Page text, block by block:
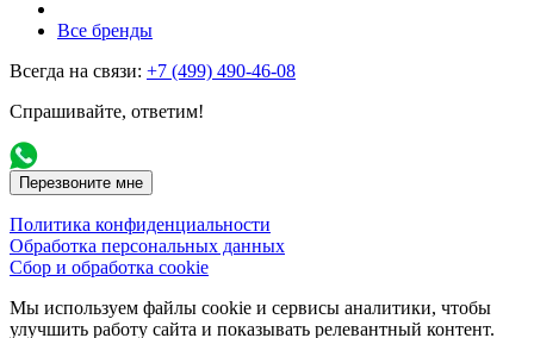
Все бренды
Всегда на связи: +7 (499) 490-46-08
Спрашивайте, ответим!
Перезвоните мне
Политика конфиденциальности
Обработка персональных данных
Сбор и обработка cookie
Мы используем файлы cookie и сервисы аналитики, чтобы
улучшить работу сайта и показывать релевантный контент.